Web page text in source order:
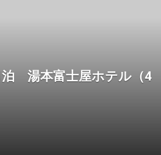
泊 湯本富士屋ホテル（4